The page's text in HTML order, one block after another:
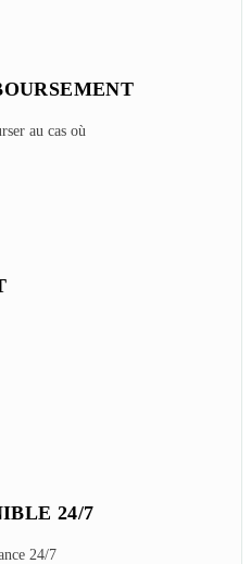
au cas où
24/7
24/7